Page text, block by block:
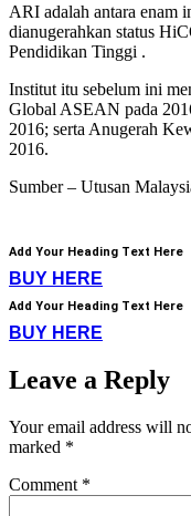
ARI adalah antara enam
dianugerahkan status
Pendidikan Tinggi .
Institut itu sebelum ini
Global ASEAN pada
2016; serta Anugerah
2016.
Sumber – Utusan
Add Your Heading Text Here
BUY HERE
Add Your Heading Text Here
BUY HERE
Leave a Reply
Your email address will
marked *
Comment *